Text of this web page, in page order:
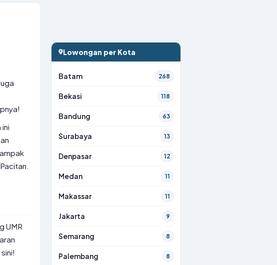
UMR
Lowongan per Kota
Batam 268
Bekasi 118
Bandung 63
Surabaya 13
Denpasar 12
Medan 11
Makassar 11
Jakarta 9
Semarang 8
Palembang 8